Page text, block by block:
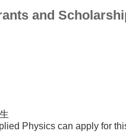
and
Physics can apply for